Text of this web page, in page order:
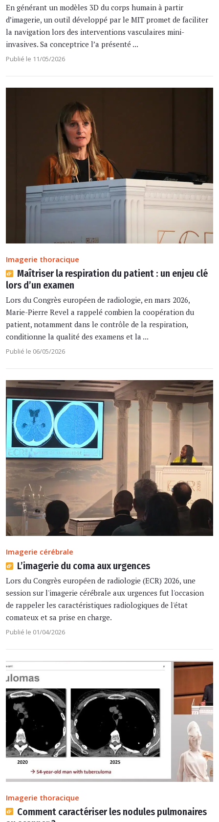
En générant un modèles 3D du corps humain à partir
d’imagerie, un outil développé par le MIT promet de faciliter
la navigation lors des interventions vasculaires mini-
invasives. Sa conceptrice l’a présenté ...
Publié le 11/05/2026
Imagerie thoracique
Maîtriser la respiration du patient : un enjeu clé
lors d’un examen
Lors du Congrès européen de radiologie, en mars 2026,
Marie-Pierre Revel a rappelé combien la coopération du
patient, notamment dans le contrôle de la respiration,
conditionne la qualité des examens et la ...
Publié le 06/05/2026
Imagerie cérébrale
L’imagerie du coma aux urgences
Lors du Congrès européen de radiologie (ECR) 2026, une
session sur l'imagerie cérébrale aux urgences fut l'occasion
de rappeler les caractéristiques radiologiques de l'état
comateux et sa prise en charge.
Publié le 01/04/2026
Imagerie thoracique
Comment caractériser les nodules pulmonaires